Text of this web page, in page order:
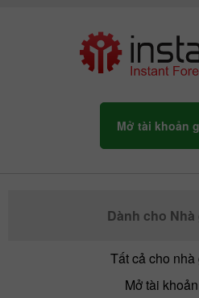
Mở tài khoản
Dành cho
Tất cả cho
Mở tài